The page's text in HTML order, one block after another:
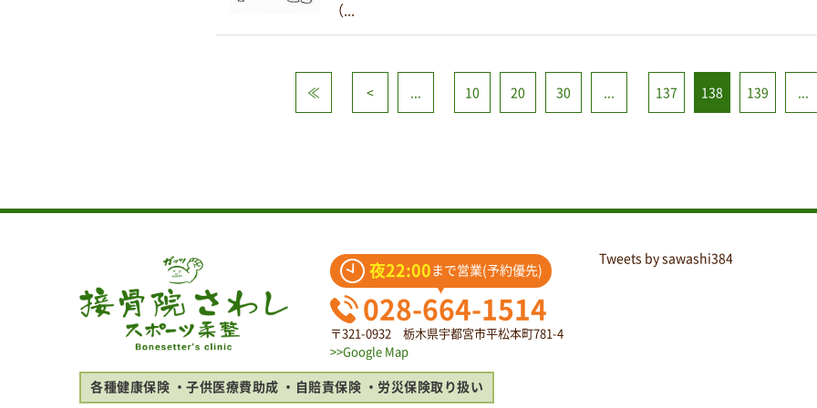
（...
≪ < 10 20 30 137 138 139
夜22:00 まで営業(予約優先)
028-664-1514
〒321-0932 栃木県宇都宮市平松本町781-4
>>Google Map
各種健康保険 子供医療費助成 自賠責保険 労災保険取り扱い
Tweets by sawashi384